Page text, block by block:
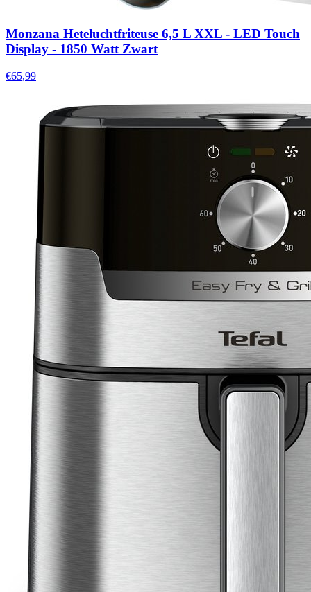
Monzana Heteluchtfriteuse 6,5 L XXL - LED Touch
Display - 1850 Watt Zwart
€65,99